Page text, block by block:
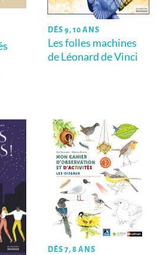
DÈS 9, 10 ANS
Les folles machines
de Léonard de Vinci
DÈS 7, 8 ANS